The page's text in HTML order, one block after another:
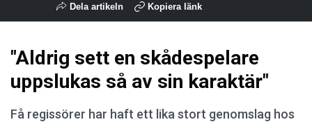
Dela artikeln Kopiera länk
"Aldrig sett en skådespelare
uppslukas så av sin karaktär"
Få regissörer har haft ett lika stort genomslag hos